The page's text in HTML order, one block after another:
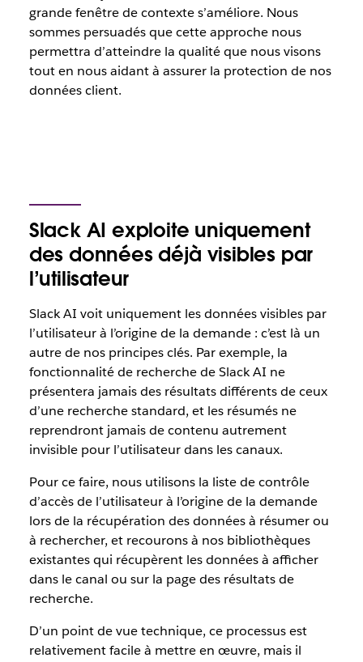
grande fenêtre de contexte s’améliore. Nous
sommes persuadés que cette approche nous
permettra d’atteindre la qualité que nous visons
tout en nous aidant à assurer la protection de nos
données client.
Slack AI exploite uniquement
des données déjà visibles par
l’utilisateur
Slack AI voit uniquement les données visibles par
l’utilisateur à l’origine de la demande : c’est là un
autre de nos principes clés. Par exemple, la
fonctionnalité de recherche de Slack AI ne
présentera jamais des résultats différents de ceux
d’une recherche standard, et les résumés ne
reprendront jamais de contenu autrement
invisible pour l’utilisateur dans les canaux.
Pour ce faire, nous utilisons la liste de contrôle
d’accès de l’utilisateur à l’origine de la demande
lors de la récupération des données à résumer ou
à rechercher, et recourons à nos bibliothèques
existantes qui récupèrent les données à afficher
dans le canal ou sur la page des résultats de
recherche.
D’un point de vue technique, ce processus est
relativement facile à mettre en œuvre, mais il